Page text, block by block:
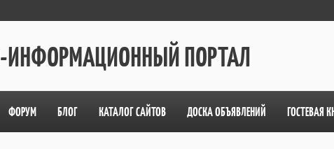
ИНФОРМАЦИОННЫЙ ПОРТАЛ
ФОРУМ БЛОГ КАТАЛОГ САЙТОВ ДОСКА ОБЪЯВЛЕНИЙ ГОСТЕВАЯ